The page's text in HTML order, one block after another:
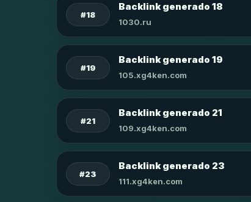
#18
Backlink generado 18
1030.ru
#19
Backlink generado 19
105.xg4ken.com
#21
Backlink generado 21
109.xg4ken.com
#23
Backlink generado 23
111.xg4ken.com